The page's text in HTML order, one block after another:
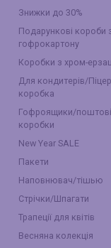
Знижки до 30%
Подарункові короби
гофрокартону
Коробки з хром-
Для кондитерів/
коробка
Гофроящики/поштові
коробки
New Year SALE
Пакети
Наповнювач/тішью
Стрічки/Шпагати
Трапеції для квітів
Весняна колекція